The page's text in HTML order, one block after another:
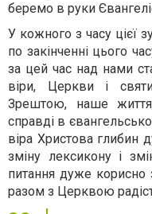
беремо в руки
У кожного з часу цієї
по закінченні цього
за цей час над нами
віри, Церкви і
Зрештою, наше
справді в
віра Христова глибин
зміну лексикону і
питання дуже корисно
разом з Церквою